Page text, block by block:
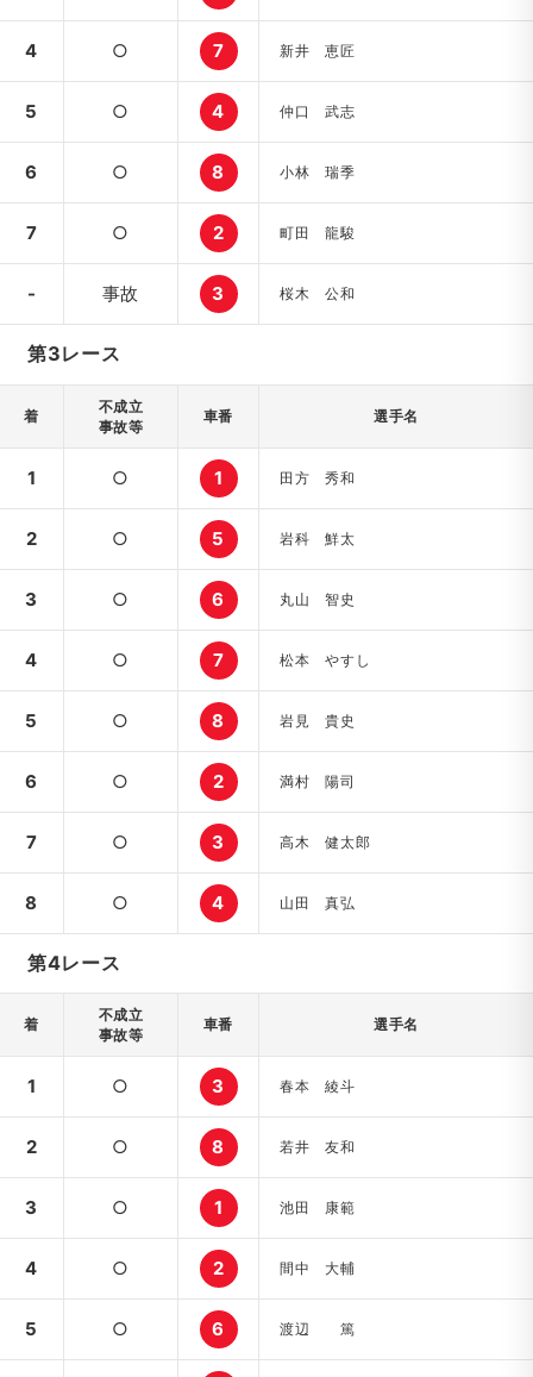
4 ○ 7 新井 恵匠
5 ○ 4 仲口 武志
6 ○ 8 小林 瑞季
7 ○ 2 町田 龍駿
- 事故 3 桜木 公和
第3レース
着
不成立
事故等
車番 選手名
1 ○ 1 田方 秀和
2 ○ 5 岩科 鮮太
3 ○ 6 丸山 智史
4 ○ 7 松本 やすし
5 ○ 8 岩見 貴史
6 ○ 2 満村 陽司
7 ○ 3 高木 健太郎
8 ○ 4 山田 真弘
第4レース
着
不成立
事故等
車番 選手名
1 ○ 3 春本 綾斗
2 ○ 8 若井 友和
3 ○ 1 池田 康範
4 ○ 2 間中 大輔
5 ○ 6 渡辺 篤